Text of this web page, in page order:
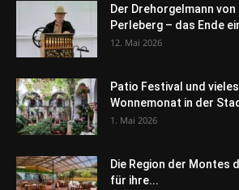
Der Drehorgelmann
Perleberg – das Ende
12. Mai 2026
Patio Festival und
Wonnemonat in der
1. Mai 2026
Die Region der Montes
für ihre...